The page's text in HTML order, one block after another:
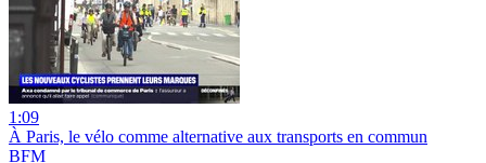
1:09
À Paris, le vélo comme alternative aux transports en commun
BFM